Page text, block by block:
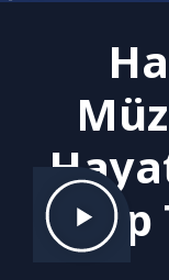
Etap